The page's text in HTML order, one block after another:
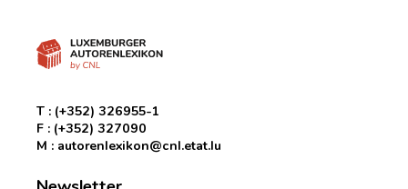
T : (+352) 326955-1
F : (+352) 327090
M : autorenlexikon@cnl.etat.lu